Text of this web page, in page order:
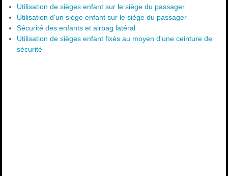
Utilisation de sièges enfant sur le siège du passager
Utilisation d'un siège enfant sur le siège du passager
Sécurité des enfants et airbag latéral
Utilisation de sièges enfant fixés au moyen d'une ceinture de
sécurité